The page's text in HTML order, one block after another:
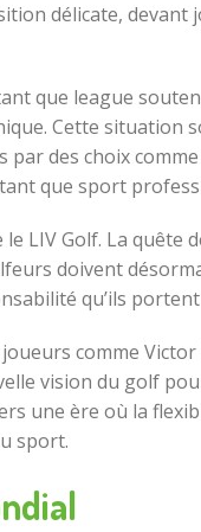
délicate,
que league
Cette situation
des choix
que sport
LIV Golf. La quête
doivent
qu’ils
comme
vision du golf
une ère où la
sport.